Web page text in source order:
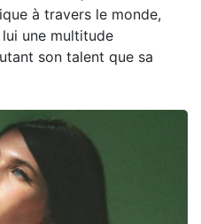
à travers le monde,
une multitude
son talent que sa